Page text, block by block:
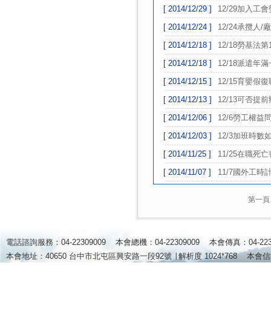
[ 2014/12/29 ]
12/29加入工
[ 2014/12/24 ]
12/24承攬人/
[ 2014/12/18 ]
12/18勞基法
[ 2014/12/18 ]
12/18派遣年滿
[ 2014/12/15 ]
12/15育嬰假復
[ 2014/12/13 ]
12/13可否提前
[ 2014/12/06 ]
12/6勞工權益
[ 2014/12/03 ]
12/3加班時數
[ 2014/11/25 ]
11/25在職死
[ 2014/11/07 ]
11/7國外工時
第一頁
電話諮詢服務：04-22309009 本會總機：04-22309009 本會傳真：04-
本會地址：40650 台中市北屯區興安路一段92號 ∣解析度 1024*768本會信